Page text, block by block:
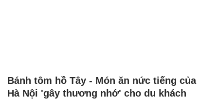
Bánh tôm hồ Tây - Món ăn nức tiếng của
Hà Nội 'gây thương nhớ' cho du khách